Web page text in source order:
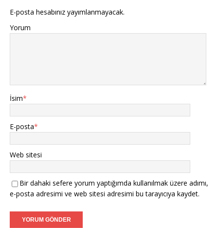
E-posta hesabınız yayımlanmayacak.
Yorum
İsim*
E-posta*
Web sitesi
Bir dahaki sefere yorum yaptığımda kullanılmak üzere adımı,
e-posta adresimi ve web sitesi adresimi bu tarayıcıya kaydet.